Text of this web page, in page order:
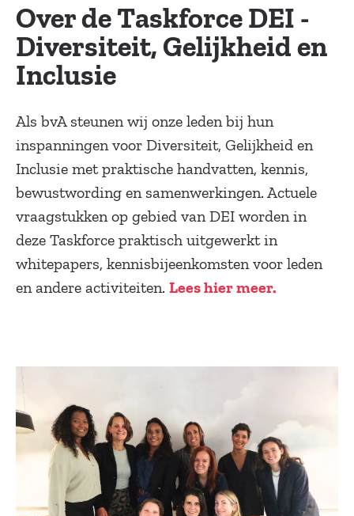
Over de Taskforce DEI -
Diversiteit, Gelijkheid en
Inclusie
Als bvA steunen wij onze leden bij hun
inspanningen voor Diversiteit, Gelijkheid en
Inclusie met praktische handvatten, kennis,
bewustwording en samenwerkingen. Actuele
vraagstukken op gebied van DEI worden in
deze Taskforce praktisch uitgewerkt in
whitepapers, kennisbijeenkomsten voor leden
en andere activiteiten. Lees hier meer.